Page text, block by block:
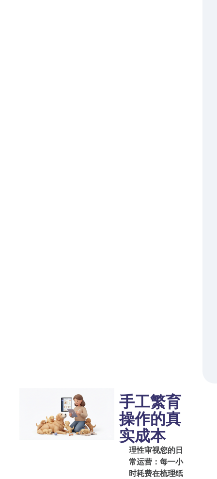
手工繁育
操作的真
实成本
理性审视您的日
常运营：每一小
时耗费在梳理纸